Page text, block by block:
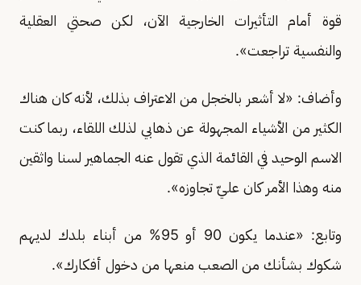
قوة أمام التأثيرات الخارجية الآن، لكن صحتي العقلية
والنفسية تراجعت».
وأضاف: «لا أشعر بالخجل من الاعتراف بذلك، لأنه كان هناك
الكثير من الأشياء المجهولة عن ذهابي لذلك اللقاء، ربما كنت
الاسم الوحيد في القائمة الذي تقول عنه الجماهير لسنا واثقين
منه وهذا الأمر كان عليّ تجاوزه».
وتابع: «عندما يكون 90 أو 95% من أبناء بلدك لديهم
شكوك بشأنك من الصعب منعها من دخول أفكارك».